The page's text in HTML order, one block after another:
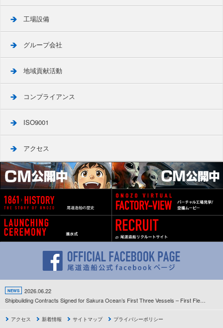
工場設備
グループ会社
地域貢献活動
コンプライアンス
ISO9001
アクセス
NEWS
2026.06.22
Shipbuilding Contracts Signed for Sakura Ocean’s First Three Vessels – First Fleet Development Project Since the Company’s Establishment Gets Underway –
アクセス 新着情報 サイトマップ プライバシーポリシー